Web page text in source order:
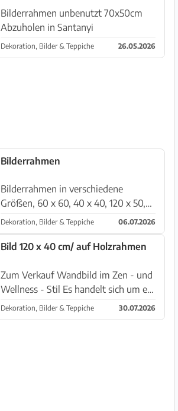
Bilderrahmen unbenutzt 70x50cm
Abzuholen in Santanyi
Dekoration, Bilder & Teppiche 26.05.2026
Bilderrahmen
Bilderrahmen in verschiedene
Größen, 60 x 60, 40 x 40, 120 x 50,
etc... man kann die rahmen in
mehrerer maßen zusammen setzten.
Preis: Bitte nach anfrage. Abholen in
Dekoration, Bilder & Teppiche 06.07.2026
Bild 120 x 40 cm/ auf Holzrahmen
Zum Verkauf Wandbild im Zen - und
Wellness - Stil Es handelt sich um ein
vertikales Panel, das in vier
quadratische Einzelmotive unterteilt
Dekoration, Bilder & Teppiche 30.07.2026